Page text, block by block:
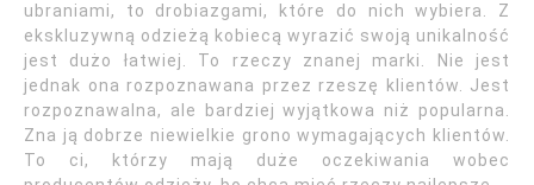
ubraniami, to drobiazgami, które do nich wybiera. Z
ekskluzywną odzieżą kobiecą wyrazić swoją unikalność
jest dużo łatwiej. To rzeczy znanej marki. Nie jest
jednak ona rozpoznawana przez rzeszę klientów. Jest
rozpoznawalna, ale bardziej wyjątkowa niż popularna.
Zna ją dobrze niewielkie grono wymagających klientów.
To ci, którzy mają duże oczekiwania wobec